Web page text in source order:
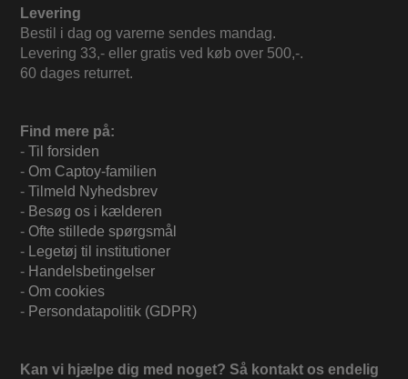
Levering
Bestil i dag og varerne sendes mandag.
Levering 33,- eller gratis ved køb over 500,-.
60 dages returret.
Find mere på:
- Til forsiden
- Om Captoy-familien
- Tilmeld Nyhedsbrev
- Besøg os i kælderen
- Ofte stillede spørgsmål
- Legetøj til institutioner
- Handelsbetingelser
- Om cookies
- Persondatapolitik (GDPR)
Kan vi hjælpe dig med noget? Så kontakt os endelig